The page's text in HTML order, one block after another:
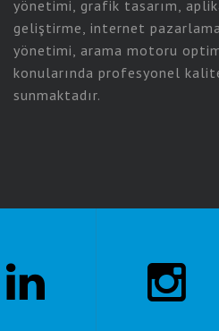
yönetimi, grafik tasarım,
geliştirme, internet
yönetimi, arama motoru
konularında profesyonel
sunmaktadır.